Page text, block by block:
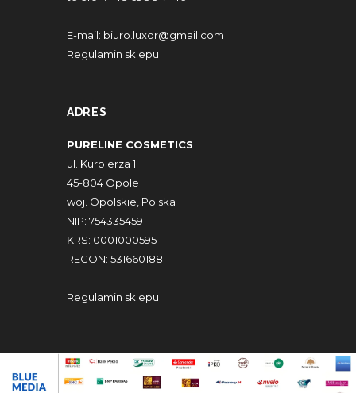
E-mail: biuro.luxor@gmail.com
Regulamin sklepu
ADRES
PURELINE COSMETICS
ul. Kurpierza 1
45-804 Opole
woj. Opolskie, Polska
NIP: 7543354591
KRS: 0001000595
REGON: 531660188
Regulamin sklepu